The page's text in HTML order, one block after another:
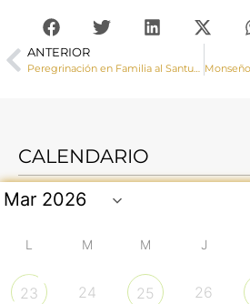
ANTERIOR
Peregrinación en Familia al Santuario de Nuestra Señora de Guadalupe
CALENDARIO
L M M J
23 24 25 26